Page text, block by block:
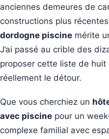
anciennes demeures de
constructions plus
dordogne piscine mérite
J’ai passé au crible des
proposer cette liste de
réellement le détour.
Que vous cherchiez un
avec piscine pour un
complexe familial avec